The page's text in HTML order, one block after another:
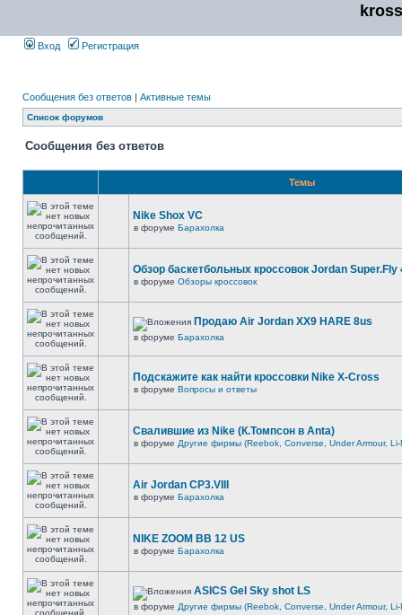
Вход Регистрация
Сообщения без ответов | Активные темы
Список форумов
Сообщения без ответов
Темы
Nike Shox VC
в форуме Барахолка
Обзор баскетбольных кроссовок Jordan Super.Fly
в форуме Обзоры кроссовок
Продаю Air Jordan XX9 HARE 8us
в форуме Барахолка
Подскажите как найти кроссовки Nike X-Cross
в форуме Вопросы и ответы
Свалившие из Nike (К.Томпсон в Anta)
в форуме Другие фирмы (Reebok, Converse, Under Armour, Li-
Air Jordan CP3.VIII
в форуме Барахолка
NIKE ZOOM BB 12 US
в форуме Барахолка
ASICS Gel Sky shot LS
в форуме Другие фирмы (Reebok, Converse, Under Armour, Li-